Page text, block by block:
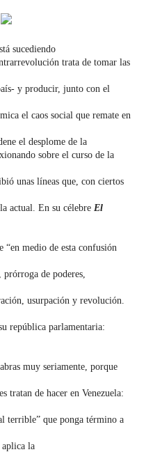
sucediendo
trata de tomar las
y producir, junto con el
el caos social que remate en
el desplome de la
sobre el curso de la
unas líneas que, con ciertos
actual. En su célebre El
“en medio de esta confusión
de poderes,
usurpación y revolución.
república parlamentaria:
muy seriamente, porque
tratan de hacer en Venezuela:
terrible” que ponga término a
la